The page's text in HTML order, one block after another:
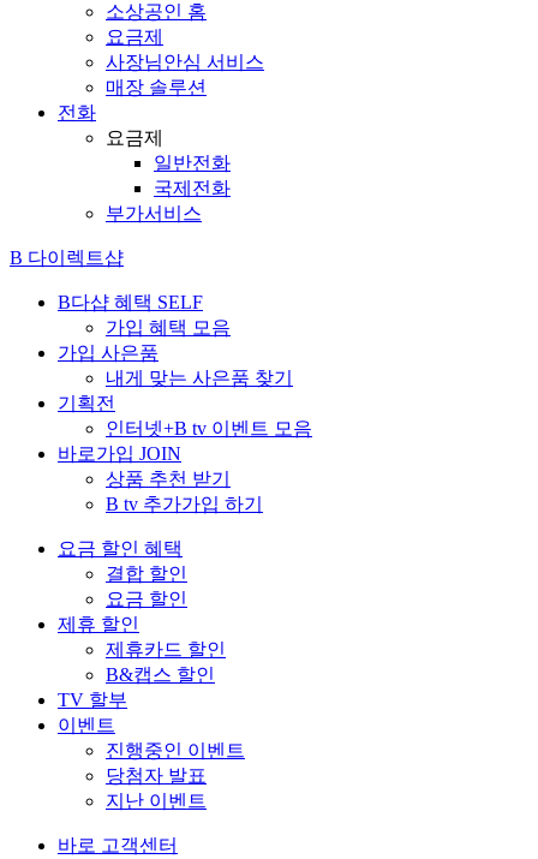
소상공인 홈
요금제
사장님안심 서비스
매장 솔루션
전화
요금제
일반전화
국제전화
부가서비스
B 다이렉트샵
B다샵 혜택 SELF
가입 혜택 모음
가입 사은품
내게 맞는 사은품 찾기
기획전
인터넷+B tv 이벤트 모음
바로가입 JOIN
상품 추천 받기
B tv 추가가입 하기
요금 할인 혜택
결합 할인
요금 할인
제휴 할인
제휴카드 할인
B&캡스 할인
TV 할부
이벤트
진행중인 이벤트
당첨자 발표
지난 이벤트
바로 고객센터